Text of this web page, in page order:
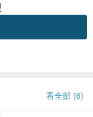
看全部 (6)